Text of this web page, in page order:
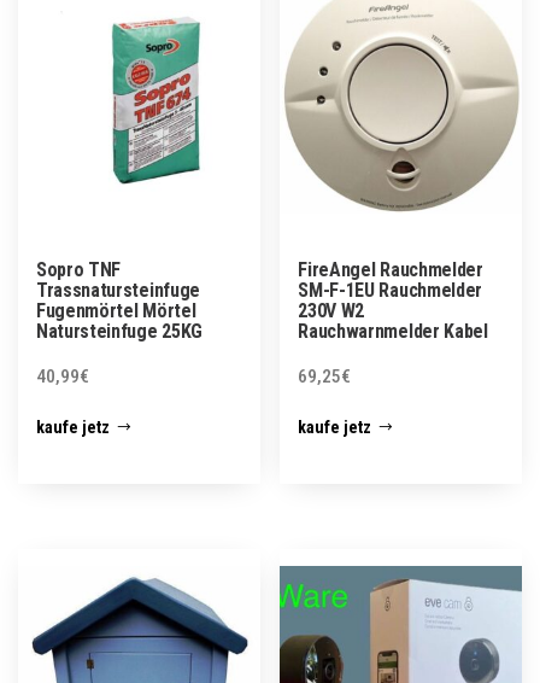
Sopro TNF
Trassnatursteinfuge
Fugenmörtel Mörtel
Natursteinfuge 25KG
40,99€
kaufe jetz
FireAngel Rauchmelder
SM-F-1EU Rauchmelder
230V W2
Rauchwarnmelder Kabel
69,25€
kaufe jetz